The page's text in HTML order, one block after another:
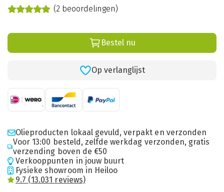
(2 beoordelingen)
Bestel nu
Op verlanglijst
Olieproducten lokaal gevuld, verpakt en verzonden
Voor 13:00 besteld, zelfde werkdag verzonden, gratis
verzending boven de €50
Verkooppunten in jouw buurt
Fysieke showroom in Heiloo
9.7 (13.031 reviews)